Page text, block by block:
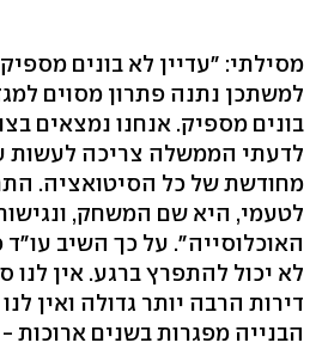
מסילתי: "עדיין לא בונים
למשתכן נתנה פתרון מסוים
בונים מספיק. אנחנו נמצאים
לדעתי הממשלה צריכה לעשות
מחודשת של כל הסיטואציה.
לטעמי, היא שם המשחק,
האוכלוסייה". על כך השיב
לא יכול להתפרץ ברגע. אין
דירות הרבה יותר גדולה ואין
הבנייה מפגרות בשנים ארוכות